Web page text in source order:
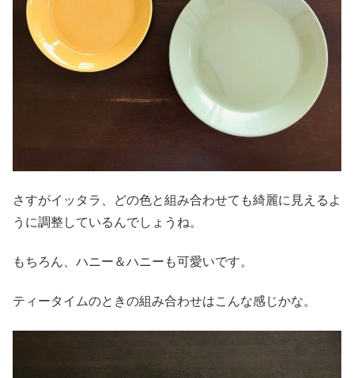
さすがイッタラ、どの色と組み合わせても綺麗に見えるよ
うに調整しているんでしょうね。
もちろん、ハニー＆ハニーも可愛いです。
ティータイムのときの組み合わせはこんな感じかな。